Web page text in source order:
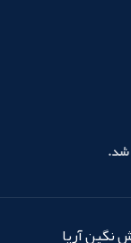
شد.
نگین آریا